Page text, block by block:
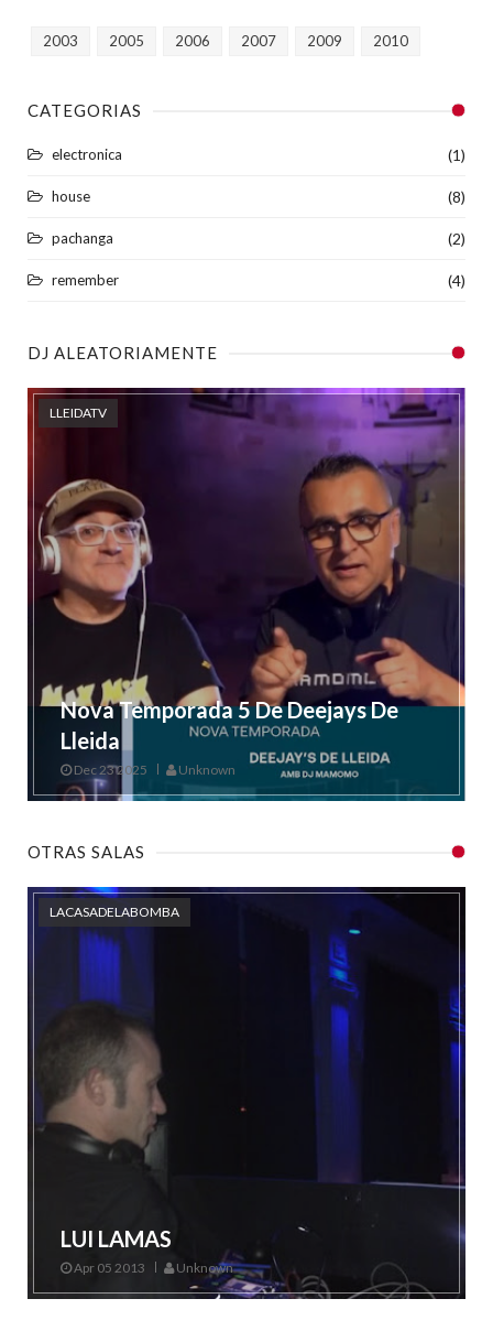
2003 2005 2006 2007 2009 2010
CATEGORIAS
electronica (1)
house (8)
pachanga (2)
remember (4)
DJ ALEATORIAMENTE
LLEIDATV
Nova Temporada 5 De Deejays De
Lleida
Dec 23 2025 Unknown
OTRAS SALAS
LACASADELABOMBA
LUI LAMAS
Apr 05 2013 Unknown